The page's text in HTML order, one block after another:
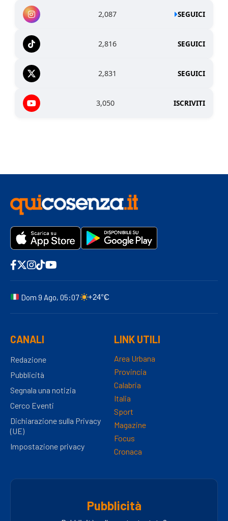
2,087 SEGUICI
2,816 SEGUICI
2,831 SEGUICI
3,050 ISCRIVITI
Dom 9 Ago, 05:07 +24°C
CANALI
Redazione
Pubblicità
Segnala una notizia
Cerco Eventi
Dichiarazione sulla Privacy
(UE)
Impostazione privacy
LINK UTILI
Area Urbana
Provincia
Calabria
Italia
Sport
Magazine
Focus
Cronaca
Pubblicità